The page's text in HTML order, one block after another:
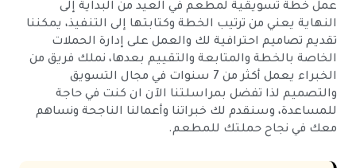
عمل خطة تسويقية لمطعم في العيد من البداية إلى
النهاية يعني من ترتيب الخطة وكتابتها إلى التنفيذ، يمكننا
تقديم تصاميم احترافية لك والعمل على إدارة الحملات
الخاصة بالخطة والمتابعة والتقييم بعدها، نملك فريق من
الخبراء يعمل أكثر من 7 سنوات في مجال التسويق
والتصميم لذا تفضل بمراسلتنا الآن ان كنت في حاجة
للمساعدة، وسنقدم لك خبراتنا وأعمالنا الناجحة ونساهم
معك في نجاح حملتك للمطعم.